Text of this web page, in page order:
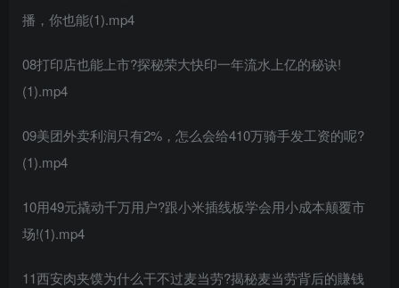
播，你也能(1).mp4
08打印店也能上市?探秘荣大快印一年流水上亿的秘诀!
(1).mp4
09美团外卖利润只有2%，怎么会给410万骑手发工资的呢?
(1).mp4
10用49元撬动千万用户?跟小米插线板学会用小成本颠覆市
场!(1).mp4
11西安肉夹馍为什么干不过麦当劳?揭秘麦当劳背后的賺钱